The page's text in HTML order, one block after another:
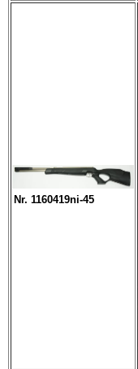
Nr. 1160419ni-45